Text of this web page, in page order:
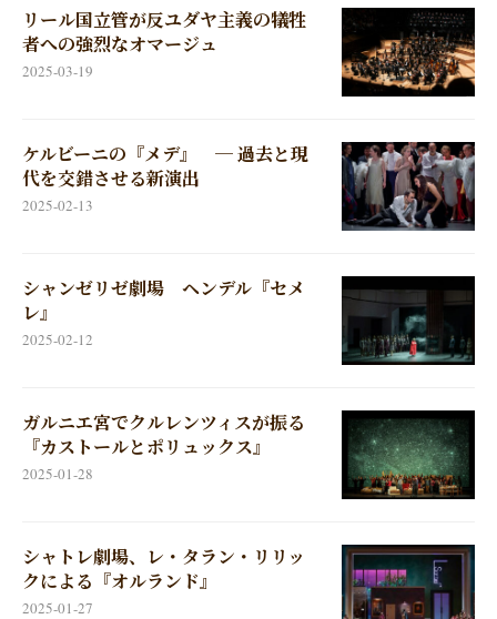
リール国立管が反ユダヤ主義の犠牲
者への強烈なオマージュ
2025-03-19
ケルビーニの『メデ』 ─ 過去と現
代を交錯させる新演出
2025-02-13
シャンゼリゼ劇場 ヘンデル『セメ
レ』
2025-02-12
ガルニエ宮でクルレンツィスが振る
『カストールとポリュックス』
2025-01-28
シャトレ劇場、レ・タラン・リリッ
クによる『オルランド』
2025-01-27